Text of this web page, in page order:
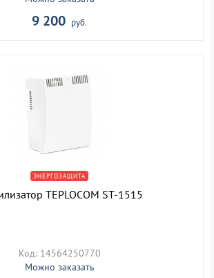
9 200 руб.
ЭНЕРГОЗАЩИТА
TEPLOCOM ST-1515
Код: 14564250770
Можно заказать